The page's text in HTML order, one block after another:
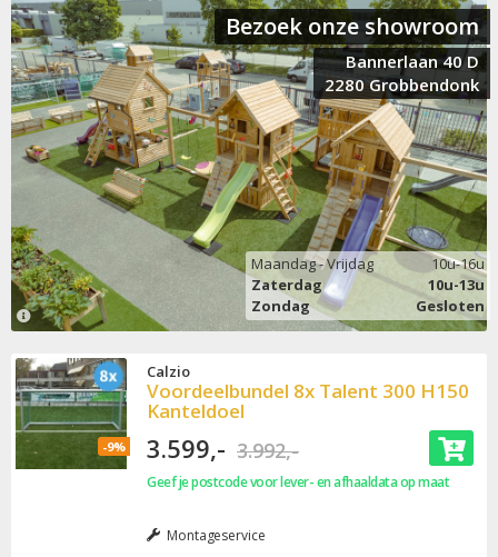
Bezoek onze showroom
Bannerlaan 40 D
2280 Grobbendonk
Maandag - Vrijdag
10u-16u
Zaterdag
10u-13u
Zondag
Gesloten
-9%
Calzio
Voordeelbundel 8x Talent 300 H150
Kanteldoel
3.599,- 3.992,-
Geef je postcode voor lever- en afhaaldata op maat
Montageservice